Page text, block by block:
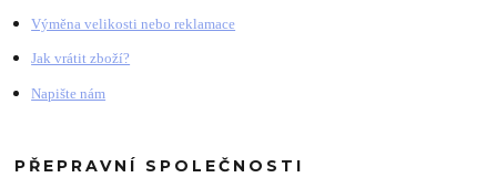
Výměna velikosti nebo reklamace
Jak vrátit zboží?
Napište nám
PŘEPRAVNÍ SPOLEČNOSTI